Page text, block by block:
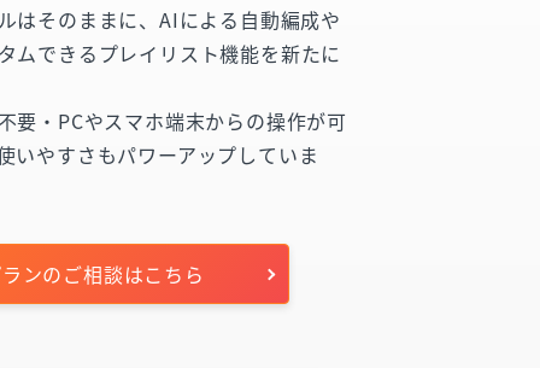
はそのままに、AIによる自動編成や
ムできるプレイリスト機能を新たに
要・PCやスマホ端末からの操作が可
いやすさもパワーアップしていま
ンのご相談はこちら